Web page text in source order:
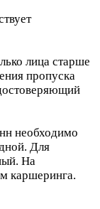
лица старше
пропуска
необходимо
Для
На
каршеринга.